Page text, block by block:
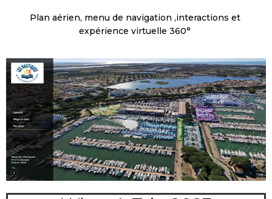
Plan aérien, menu de navigation ,interactions et
expérience virtuelle 360°